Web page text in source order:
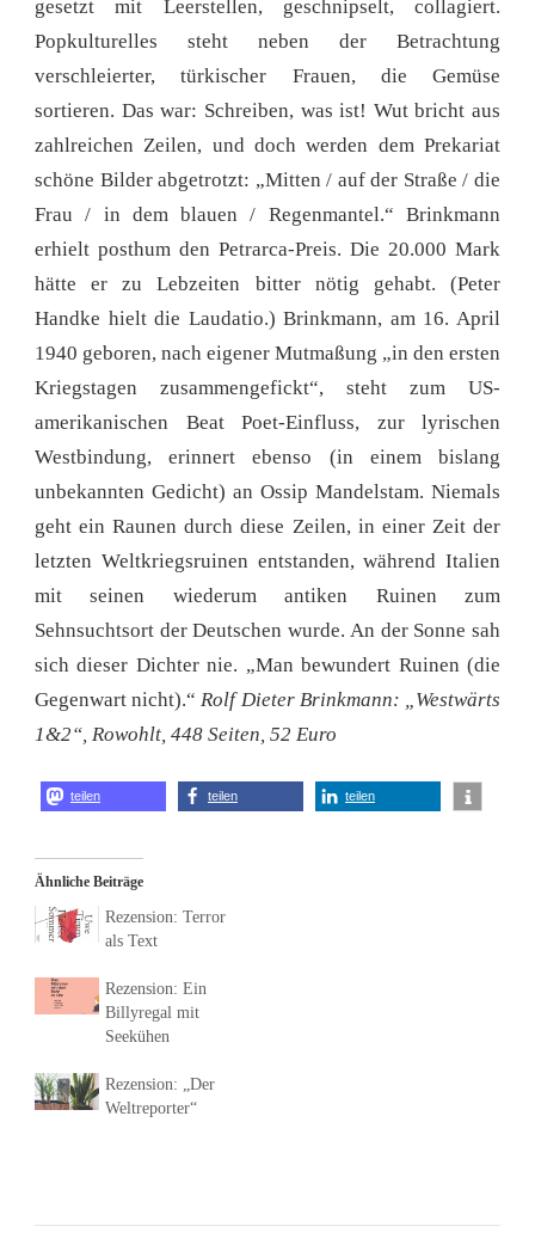
gesetzt mit Leerstellen, geschnipselt, collagiert.
Popkulturelles steht neben der Betrachtung
verschleierter, türkischer Frauen, die Gemüse
sortieren. Das war: Schreiben, was ist! Wut bricht aus
zahlreichen Zeilen, und doch werden dem Prekariat
schöne Bilder abgetrotzt: „Mitten / auf der Straße / die
Frau / in dem blauen / Regenmantel.“ Brinkmann
erhielt posthum den Petrarca-Preis. Die 20.000 Mark
hätte er zu Lebzeiten bitter nötig gehabt. (Peter
Handke hielt die Laudatio.) Brinkmann, am 16. April
1940 geboren, nach eigener Mutmaßung „in den ersten
Kriegstagen zusammengefickt“, steht zum US-
amerikanischen Beat Poet-Einfluss, zur lyrischen
Westbindung, erinnert ebenso (in einem bislang
unbekannten Gedicht) an Ossip Mandelstam. Niemals
geht ein Raunen durch diese Zeilen, in einer Zeit der
letzten Weltkriegsruinen entstanden, während Italien
mit seinen wiederum antiken Ruinen zum
Sehnsuchtsort der Deutschen wurde. An der Sonne sah
sich dieser Dichter nie. „Man bewundert Ruinen (die
Gegenwart nicht).“ Rolf Dieter Brinkmann: „Westwärts
1&2“, Rowohlt, 448 Seiten, 52 Euro
teilen teilen teilen
Ähnliche Beiträge
Rezension: Terror
als Text
Rezension: Ein
Billyregal mit
Seekühen
Rezension: „Der
Weltreporter“